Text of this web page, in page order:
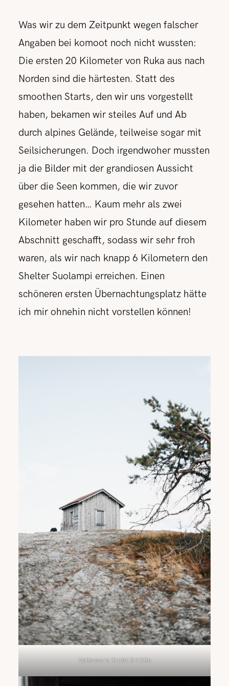
Was wir zu dem Zeitpunkt wegen falscher
Angaben bei komoot noch nicht wussten:
Die ersten 20 Kilometer von Ruka aus nach
Norden sind die härtesten. Statt des
smoothen Starts, den wir uns vorgestellt
haben, bekamen wir steiles Auf und Ab
durch alpines Gelände, teilweise sogar mit
Seilsicherungen. Doch irgendwoher mussten
ja die Bilder mit der grandiosen Aussicht
über die Seen kommen, die wir zuvor
gesehen hatten… Kaum mehr als zwei
Kilometer haben wir pro Stunde auf diesem
Abschnitt geschafft, sodass wir sehr froh
waren, als wir nach knapp 6 Kilometern den
Shelter Suolampi erreichen. Einen
schöneren ersten Übernachtungsplatz hätte
ich mir ohnehin nicht vorstellen können!
Valtavaara Gipfel & Hütte